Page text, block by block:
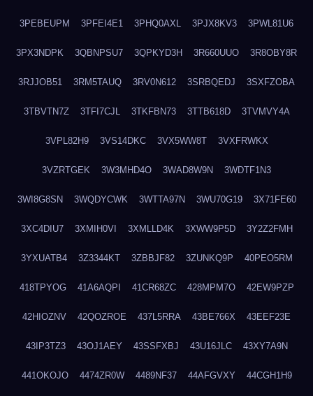
3PEBEUPM 3PFEI4E1 3PHQ0AXL 3PJX8KV3 3PWL81U6
3PX3NDPK 3QBNPSU7 3QPKYD3H 3R660UUO 3R8OBY8R
3RJJOB51 3RM5TAUQ 3RV0N612 3SRBQEDJ 3SXFZOBA
3TBVTN7Z 3TFI7CJL 3TKFBN73 3TTB618D 3TVMVY4A
3VPL82H9 3VS14DKC 3VX5WW8T 3VXFRWKX
3VZRTGEK 3W3MHD4O 3WAD8W9N 3WDTF1N3
3WI8G8SN 3WQDYCWK 3WTTA97N 3WU70G19 3X71FE60
3XC4DIU7 3XMIH0VI 3XMLLD4K 3XWW9P5D 3Y2Z2FMH
3YXUATB4 3Z3344KT 3ZBBJF82 3ZUNKQ9P 40PEO5RM
418TPYOG 41A6AQPI 41CR68ZC 428MPM7O 42EW9PZP
42HIOZNV 42QOZROE 437L5RRA 43BE766X 43EEF23E
43IP3TZ3 43OJ1AEY 43SSFXBJ 43U16JLC 43XY7A9N
441OKOJO 4474ZR0W 4489NF37 44AFGVXY 44CGH1H9